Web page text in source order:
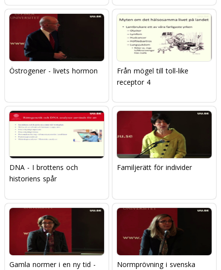
Östrogener - livets hormon
Från mögel till toll-like
receptor 4
DNA - I brottens och
historiens spår
Familjerätt för individer
Gamla normer i en ny tid -
Normprövning i svenska